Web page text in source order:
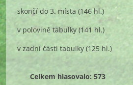
skončí do 3. místa (146 hl.)
v polovině tabulky (141 hl.)
v zadní části tabulky (125 hl.)
Celkem hlasovalo: 573